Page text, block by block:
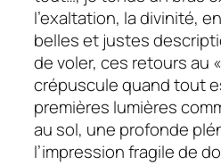
l’exaltation, la divinité,
belles et justes
de voler, ces retours au
crépuscule quand tout
premières lumières
au sol, une profonde
l’impression fragile de